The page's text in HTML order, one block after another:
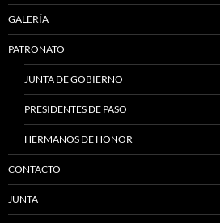
GALERÍA
PATRONATO
JUNTA DE GOBIERNO
PRESIDENTES DE PASO
HERMANOS DE HONOR
CONTACTO
JUNTA